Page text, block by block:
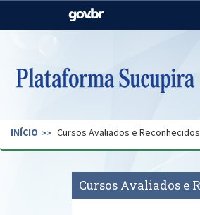
Casa Civil
Pecuária e Abastecimento
Secretaria de Governo
INÍCIO Cursos Avaliados e Reconhecidos
Cursos Avaliados e